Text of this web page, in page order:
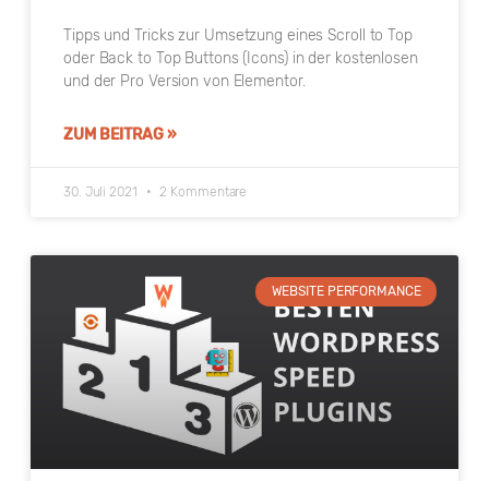
Tipps und Tricks zur Umsetzung eines Scroll to Top
oder Back to Top Buttons (Icons) in der kostenlosen
und der Pro Version von Elementor.
ZUM BEITRAG »
30. Juli 2021 2 Kommentare
WEBSITE PERFORMANCE